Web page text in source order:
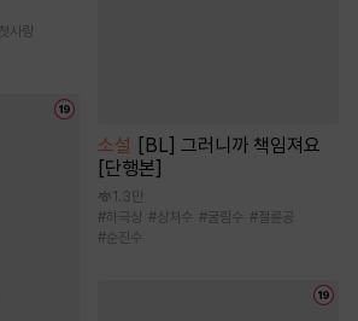
첫사랑
소설
[BL] 그러니까 책임져요
[단행본]
1.3만
#하극상 #상처수 #굴림수 #절륜공
#순진수